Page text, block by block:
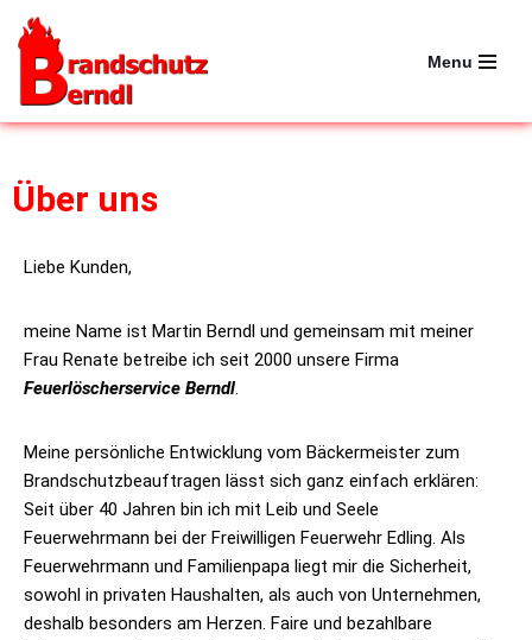
Zum
Inhalt
springen
Menu
Über uns
Liebe Kunden,
meine Name ist Martin Berndl und gemeinsam mit meiner
Frau Renate betreibe ich seit 2000 unsere Firma
Feuerlöscherservice Berndl.
Meine persönliche Entwicklung vom Bäckermeister zum
Brandschutzbeauftragen lässt sich ganz einfach erklären:
Seit über 40 Jahren bin ich mit Leib und Seele
Feuerwehrmann bei der Freiwilligen Feuerwehr Edling. Als
Feuerwehrmann und Familienpapa liegt mir die Sicherheit,
sowohl in privaten Haushalten, als auch von Unternehmen,
deshalb besonders am Herzen. Faire und bezahlbare